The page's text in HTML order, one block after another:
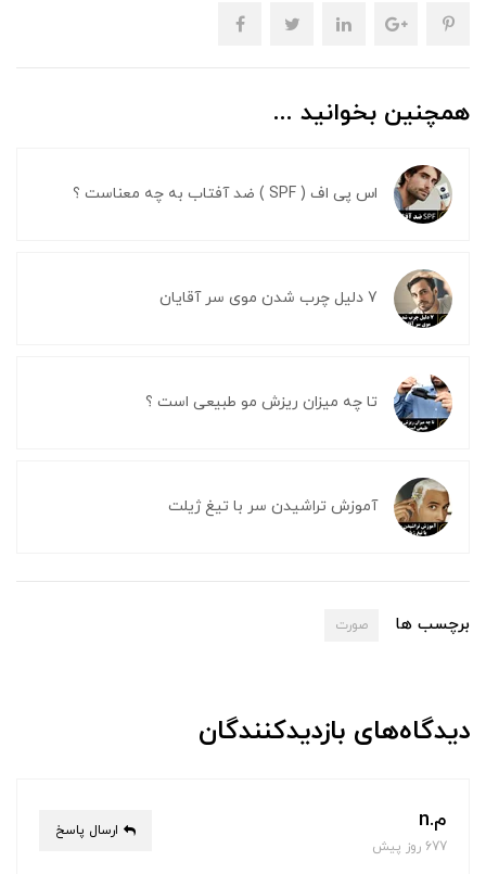
همچنین بخوانید ...
اس پی اف ( SPF ) ضد آفتاب به چه معناست ؟
7 دلیل چرب شدن موی سر آقایان
تا چه میزان ریزش مو طبیعی است ؟
آموزش تراشیدن سر با تیغ ژیلت
برچسب ها صورت
دیدگاه‌های بازدیدکنندگان
م.n
677 روز پیش
ارسال پاسخ